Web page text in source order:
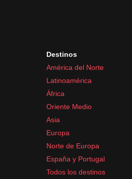
Destinos
América del Norte
Latinoamérica
África
Oriente Medio
Asia
Europa
Norte de Europa
España y Portugal
Todos los destinos